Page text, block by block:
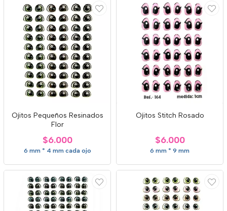
Ojitos Pequeños Resinados
Flor
$6.000
6 mm * 4 mm cada ojo
Ojitos Stitch Rosado
$6.000
6 mm * 9 mm